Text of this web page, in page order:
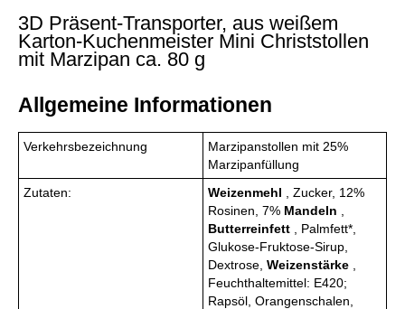
3D Präsent-Transporter, aus weißem
Karton-Kuchenmeister Mini Christstollen
mit Marzipan ca. 80 g
Allgemeine Informationen
Verkehrsbezeichnung
Marzipanstollen mit 25%
Marzipanfüllung
Zutaten:
Weizenmehl
, Zucker, 12%
Rosinen, 7% Mandeln
Butterreinfett
, Palmfett*,
Glukose-Fruktose-Sirup,
Dextrose, Weizenstärke
Feuchthaltemittel: E420;
Rapsöl, Orangenschalen,